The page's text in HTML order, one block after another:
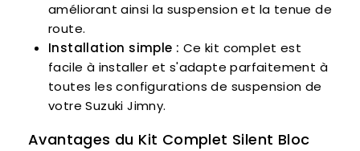
améliorant ainsi la suspension et la tenue de
route.
Installation simple : Ce kit complet est
facile à installer et s'adapte parfaitement à
toutes les configurations de suspension de
votre Suzuki Jimny.
Avantages du Kit Complet Silent Bloc